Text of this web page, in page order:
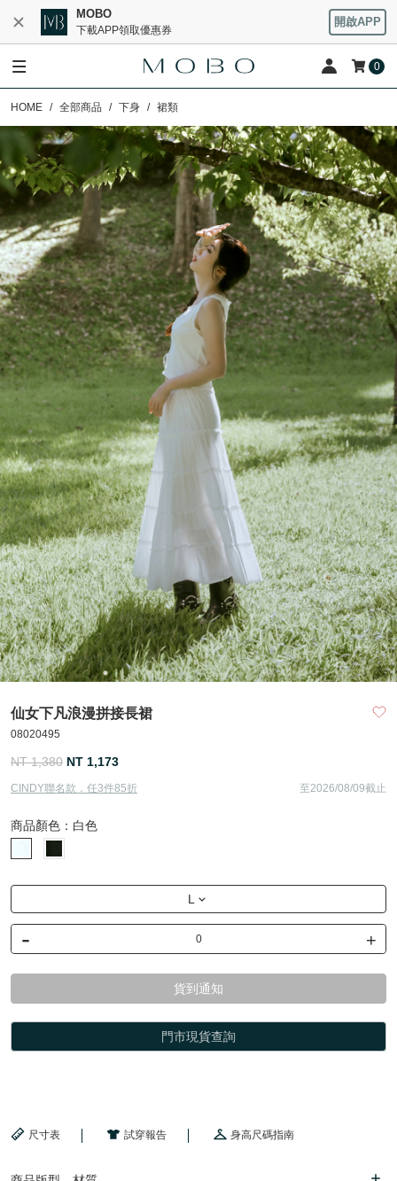
MOBO
下載APP領取優惠券
開啟APP
0
HOME 全部商品 下身 裙類
仙女下凡浪漫拼接長裙
08020495
NT 1,380 NT 1,173
CINDY聯名款．任3件85折 至2026/08/09截止
商品顏色： 白色
L
- +
貨到通知
門市現貨查詢
尺寸表 試穿報告 身高尺碼指南